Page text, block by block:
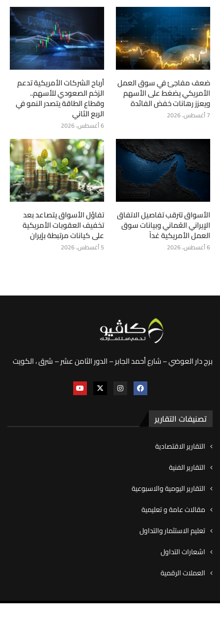
ضعف مفاجئ في سوق العمل
الأمريكي يضغط على الأسهم
ويعزز رهانات خفض الفائدة
7 أغسطس، 2026
أرباح الشركات الأمريكية تدعم
الزخم الصعودي للأسهم..
وقطاع الطاقة يتصدر النمو في
الربع الثاني
6 أغسطس، 2026
الأسواق تترقب تفاصيل الاتفاق
الإيراني العُماني وبيانات سوق
العمل الأمريكية غداً
6 أغسطس، 2026
تفاؤل الأسواق يتصاعد بعد
تخفيف العقوبات الأمريكية
على كيانات مرتبطة بإيران
5 أغسطس، 2026
برج دار العوضي – شارع أحمد الجابر – الدور الثامن عشر – شرق ، الكويت
تصنيفات التقارير
التقارير الاقتصادية
التقارير الفنية
التقارير اليومية والاسبوعية
مقالات عامة و تعليمية
تعليم الاستثمار والتداول
اشعارات التداول
العملات الرقمية